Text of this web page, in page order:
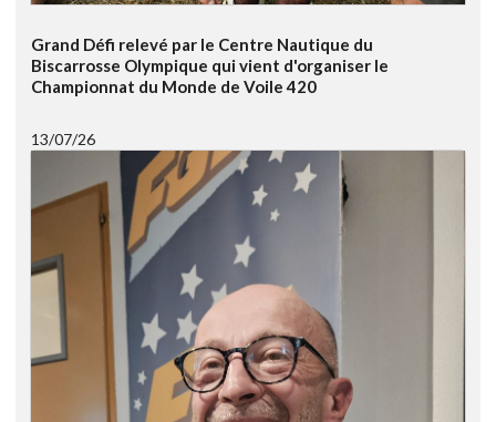
Grand Défi relevé par le Centre Nautique du
Biscarrosse Olympique qui vient d'organiser le
Championnat du Monde de Voile 420
13/07/26